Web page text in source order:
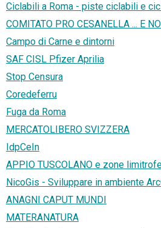
Ciclabili a Roma - piste ciclabili e
COMITATO PRO CESANELLA ... E
Campo di Carne e dintorni
SAF CISL Pfizer Aprilia
Stop Censura
Coredeferru
Fuga da Roma
MERCATOLIBERO SVIZZERA
IdpCeIn
APPIO TUSCOLANO e zone
NicoGis - Sviluppare in ambiente
ANAGNI CAPUT MUNDI
MATERANATURA